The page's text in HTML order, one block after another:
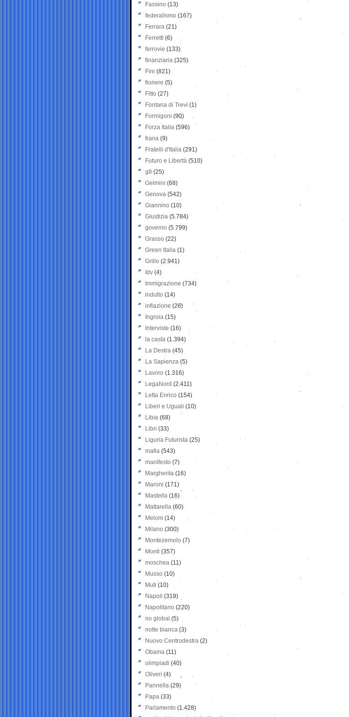
Fassino (13)
federalismo (167)
Ferrara (21)
Ferretti (6)
ferrovie (133)
finanziaria (325)
Fini (821)
fioriere (5)
Fitto (27)
Fontana di Trevi (1)
Formigoni (90)
Forza Italia (596)
frana (9)
Fratelli d'Italia (291)
Futuro e Libertà (510)
g8 (25)
Gelmini (68)
Genova (542)
Giannino (10)
Giustizia (5.784)
governo (5.799)
Grasso (22)
Green Italia (1)
Grillo (2.941)
Idv (4)
Immigrazione (734)
indulto (14)
inflazione (26)
Ingroia (15)
Interviste (16)
la casta (1.394)
La Destra (45)
La Sapienza (5)
Lavoro (1.316)
LegaNord (2.411)
Letta Enrico (154)
Liberi e Uguali (10)
Libia (68)
Libri (33)
Liguria Futurista (25)
mafia (543)
manifesto (7)
Margherita (16)
Maroni (171)
Mastella (16)
Mattarella (60)
Meloni (14)
Milano (300)
Montezemolo (7)
Monti (357)
moschea (11)
Musso (10)
Muti (10)
Napoli (319)
Napolitano (220)
no global (5)
notte bianca (3)
Nuovo Centrodestra (2)
Obama (11)
olimpiadi (40)
Oliveri (4)
Pannella (29)
Papa (33)
Parlamento (1.428)